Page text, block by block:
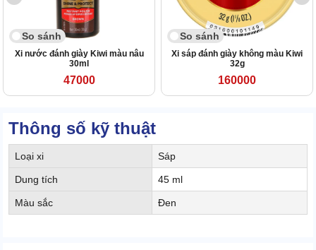
So sánh
Xi nước đánh giày Kiwi màu nâu
30ml
47000
So sánh
Xi sáp đánh giày không màu Kiwi
32g
160000
Thông số kỹ thuật
Loại xi Sáp
Dung tích 45 ml
Màu sắc Đen